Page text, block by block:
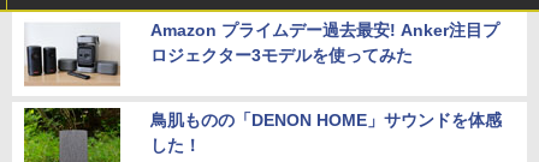
Amazon プライムデー過去最安! Anker注目プ
ロジェクター3モデルを使ってみた
鳥肌ものの「DENON HOME」サウンドを体感
した！